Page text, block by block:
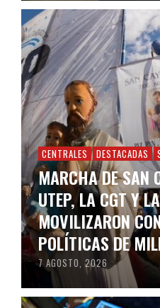
CENTRALES DESTACADAS
MARCHA DE SAN
UTEP, LA CGT Y
MOVILIZARON
POLÍTICAS DE
7 AGOSTO, 2026